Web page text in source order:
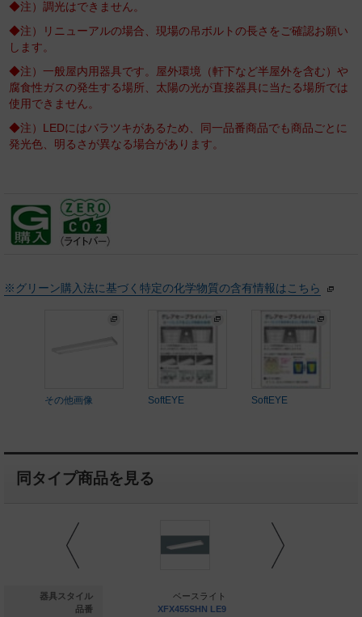
◆注）調光はできません。
◆注）リニューアルの場合、現場の吊ボルトの長さをご確認お願い
します。
◆注）一般屋内用器具です。屋外環境（軒下など半屋外を含む）や
腐食性ガスの発生する場所、太陽の光が直接器具に当たる場所では
使用できません。
◆注）LEDにはバラツキがあるため、同一品番商品でも商品ごとに
発光色、明るさが異なる場合があります。
※グリーン購入法に基づく特定の化学物質の含有情報はこちら
その他画像 SoftEYE SoftEYE
同タイプ商品を見る
器具スタイル
品番
ベースライト
ベースライト
XFX455SHN LE9